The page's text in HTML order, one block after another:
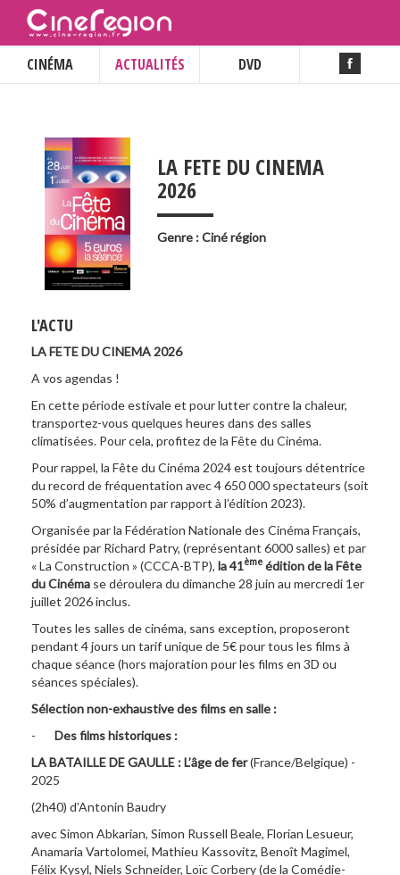
CINÉMA ACTUALITÉS DVD
LA FETE DU CINEMA
2026
___
Genre : Ciné région
L'ACTU
LA FETE DU CINEMA 2026
A vos agendas !
En cette période estivale et pour lutter contre la chaleur,
transportez-vous quelques heures dans des salles
climatisées. Pour cela, profitez de la Fête du Cinéma.
Pour rappel, la Fête du Cinéma 2024 est toujours détentrice
du record de fréquentation avec 4 650 000 spectateurs (soit
50% d’augmentation par rapport à l’édition 2023).
Organisée par la Fédération Nationale des Cinéma Français,
présidée par Richard Patry, (représentant 6000 salles) et par
« La Construction » (CCCA-BTP), la 41ème édition de la Fête
du Cinéma se déroulera du dimanche 28 juin au mercredi 1er
juillet 2026 inclus.
Toutes les salles de cinéma, sans exception, proposeront
pendant 4 jours un tarif unique de 5€ pour tous les films à
chaque séance (hors majoration pour les films en 3D ou
séances spéciales).
Sélection non-exhaustive des films en salle :
- Des films historiques :
LA BATAILLE DE GAULLE : L’âge de fer(France/Belgique) -
2025
(2h40) d’Antonin Baudry
avec Simon Abkarian, Simon Russell Beale, Florian Lesueur,
Anamaria Vartolomei, Mathieu Kassovitz, Benoît Magimel,
Félix Kysyl, Niels Schneider, Loïc Corbery (de la Comédie-